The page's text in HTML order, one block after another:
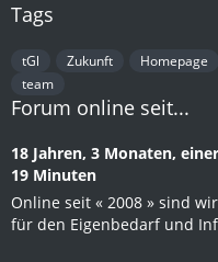
Tags
tGl Zukunft Homepage
team
Forum online seit...
18 Jahren, 3 Monaten,
19 Minuten
Online seit « 2008 » sind
für den Eigenbedarf und